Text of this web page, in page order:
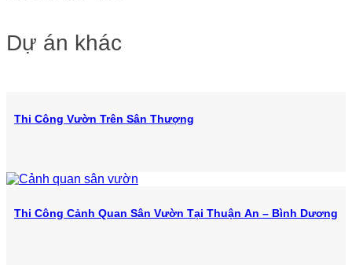
Dự án khác
Thi Công Vườn Trên Sân Thượng
Thi Công Cảnh Quan Sân Vườn Tại Thuận An – Bình Dương